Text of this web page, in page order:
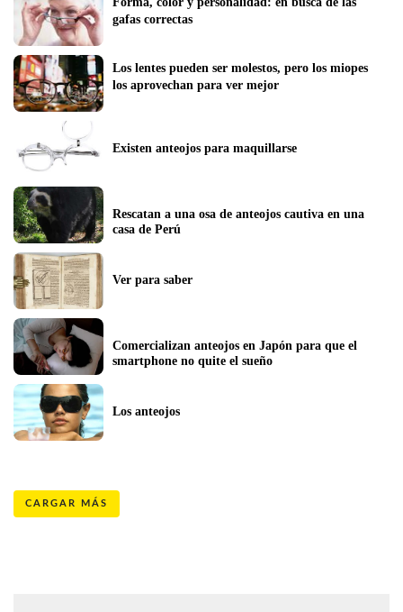
gafas correctas
Los lentes pueden ser molestos, pero los miopes
los aprovechan para ver mejor
Existen anteojos para maquillarse
Rescatan a una osa de anteojos cautiva en una
casa de Perú
Ver para saber
Comercializan anteojos en Japón para que el
smartphone no quite el sueño
Los anteojos
CARGAR MÁS